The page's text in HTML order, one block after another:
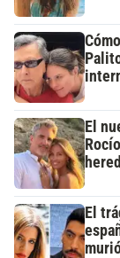
El
El